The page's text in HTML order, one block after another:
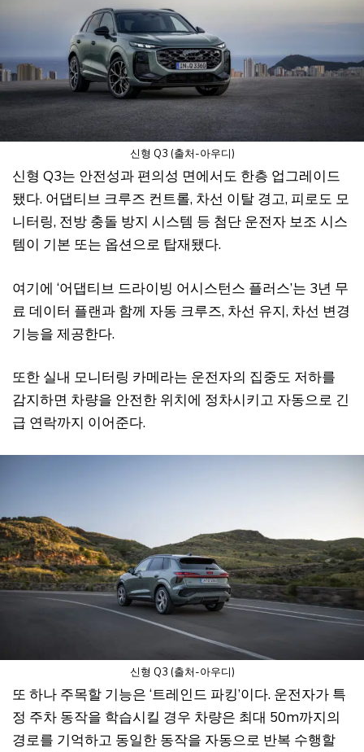
신형 Q3 (출처-아우디)
신형 Q3는 안전성과 편의성 면에서도 한층 업그레이드
됐다. 어댑티브 크루즈 컨트롤, 차선 이탈 경고, 피로도 모
니터링, 전방 충돌 방지 시스템 등 첨단 운전자 보조 시스
템이 기본 또는 옵션으로 탑재됐다.
여기에 ‘어댑티브 드라이빙 어시스턴스 플러스’는 3년 무
료 데이터 플랜과 함께 자동 크루즈, 차선 유지, 차선 변경
기능을 제공한다.
또한 실내 모니터링 카메라는 운전자의 집중도 저하를
감지하면 차량을 안전한 위치에 정차시키고 자동으로 긴
급 연락까지 이어준다.
신형 Q3 (출처-아우디)
또 하나 주목할 기능은 ‘트레인드 파킹’이다. 운전자가 특
정 주차 동작을 학습시킬 경우 차량은 최대 50m까지의
경로를 기억하고 동일한 동작을 자동으로 반복 수행할